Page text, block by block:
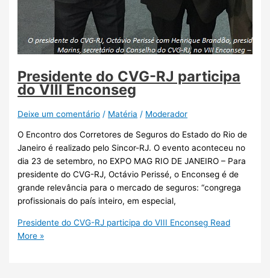
Presidente do CVG-RJ participa
do VIII Enconseg
Deixe um comentário / Matéria / Moderador
O Encontro dos Corretores de Seguros do Estado do Rio de
Janeiro é realizado pelo Sincor-RJ. O evento aconteceu no
dia 23 de setembro, no EXPO MAG RIO DE JANEIRO – Para
presidente do CVG-RJ, Octávio Perissé, o Enconseg é de
grande relevância para o mercado de seguros: “congrega
profissionais do país inteiro, em especial,
Presidente do CVG-RJ participa do VIII Enconseg Read
More »